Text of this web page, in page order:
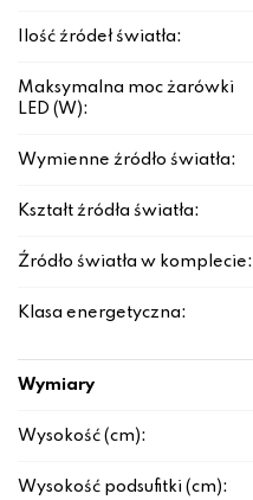
Ilość źródeł światła:
Maksymalna moc żarówki
LED (W):
Wymienne źródło światła:
Kształt źródła światła:
Źródło światła w komplecie:
Klasa energetyczna:
Wymiary
Wysokość (cm):
Wysokość podsufitki (cm):